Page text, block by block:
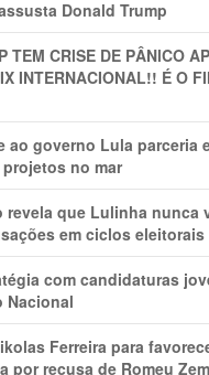
Donald Trump
TEM CRlSE DE PÂNlCO
INTERNACIONAL!! É O
ao governo Lula parceria
no mar
revela que Lulinha nunca
em ciclos eleitorais
com candidaturas
Nacional
Ferreira para
por recusa de Romeu